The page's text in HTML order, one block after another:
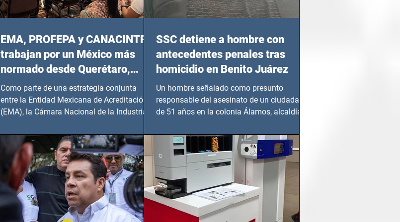
EMA, PROFEPA y CANACINTRA
trabajan por un México más
normado desde Querétaro,
Hidalgo y BCS
Como parte de una estrategia conjunta
entre la Entidad Mexicana de Acreditación
(EMA), la Cámara Nacional de la Industria
SSC detiene a hombre con
antecedentes penales tras
homicidio en Benito Juárez
Un hombre señalado como presunto
responsable del asesinato de un ciudadano
de 51 años en la colonia Álamos, alcaldía